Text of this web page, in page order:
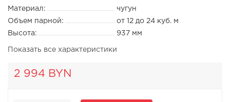
Материал:
чугун
Объем парной:
от 12 до 24 куб. м
Высота:
937 мм
Показать все характеристики
2 994 BYN